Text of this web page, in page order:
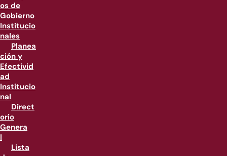
os de
Gobierno
Institucio
nales
Planea
ción y
Efectivid
ad
Institucio
nal
Direct
orio
Genera
l
Lista